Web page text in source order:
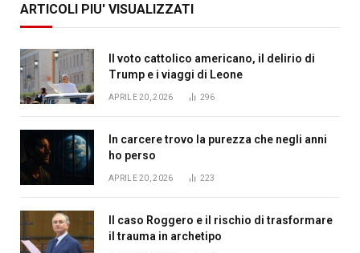
ARTICOLI PIU' VISUALIZZATI
Il voto cattolico americano, il delirio di
Trump e i viaggi di Leone
APRILE 20, 2026 296
In carcere trovo la purezza che negli anni
ho perso
APRILE 20, 2026 223
Il caso Roggero e il rischio di trasformare
il trauma in archetipo